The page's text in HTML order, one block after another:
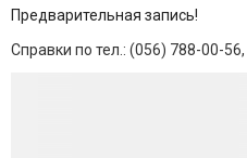
Предварительная запись!
Справки по тел.: (056) 788-00-56,